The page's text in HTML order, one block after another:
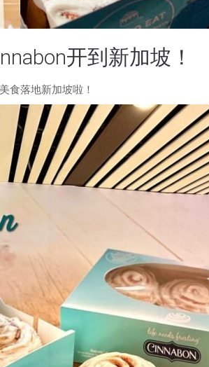
开到新加坡！
食落地新加坡啦！